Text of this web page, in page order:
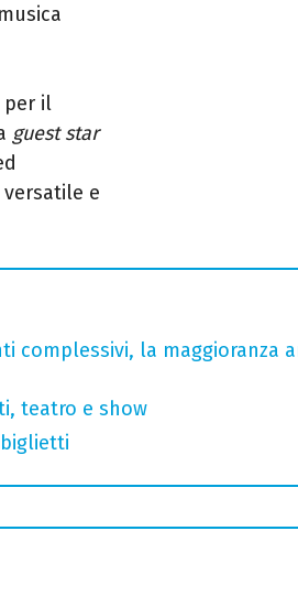
per il
guest star
versatile e
complessivi, la maggioranza
teatro e show